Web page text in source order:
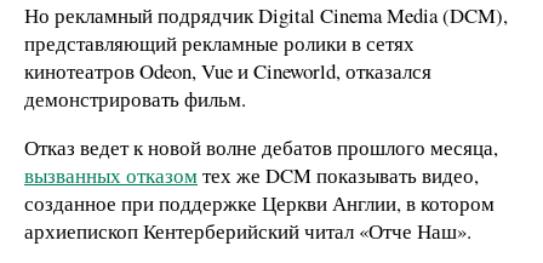
Но рекламный подрядчик Digital Cinema Media (DCM),
представляющий рекламные ролики в сетях
кинотеатров Odeon, Vue и Cineworld, отказался
демонстрировать фильм.
Отказ ведет к новой волне дебатов прошлого месяца,
вызванных отказомтех же DCM показывать видео,
созданное при поддержке Церкви Англии, в котором
архиепископ Кентерберийский читал «Отче Наш».